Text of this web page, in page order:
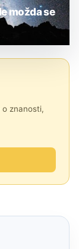
možda se
znanosti,